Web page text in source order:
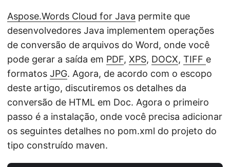
Aspose.Words Cloud for Java permite que
desenvolvedores Java implementem operações
de conversão de arquivos do Word, onde você
pode gerar a saída em PDF, XPS, DOCX, TIFF e
formatos JPG. Agora, de acordo com o escopo
deste artigo, discutiremos os detalhes da
conversão de HTML em Doc. Agora o primeiro
passo é a instalação, onde você precisa adicionar
os seguintes detalhes no pom.xml do projeto do
tipo construído maven.